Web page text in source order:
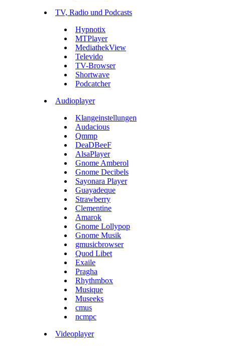
TV, Radio und Podcasts
Hypnotix
MTPlayer
MediathekView
Televido
TV-Browser
Shortwave
Podcatcher
Audioplayer
Klangeinstellungen
Audacious
Qmmp
DeaDBeeF
AlsaPlayer
Gnome Amberol
Gnome Decibels
Sayonara Player
Guayadeque
Strawberry
Clementine
Amarok
Gnome Lollypop
Gnome Musik
gmusicbrowser
Quod Libet
Exaile
Pragha
Rhythmbox
Musique
Museeks
cmus
ncmpc
Videoplayer